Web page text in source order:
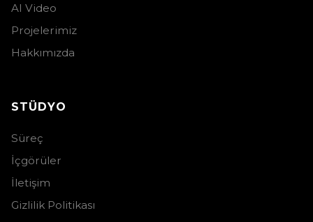
AI Video
Projelerimiz
Hakkımızda
STÜDYO
Süreç
İçgörüler
İletişim
Gizlilik Politikası